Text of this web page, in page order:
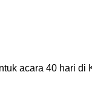
acara 40 hari di